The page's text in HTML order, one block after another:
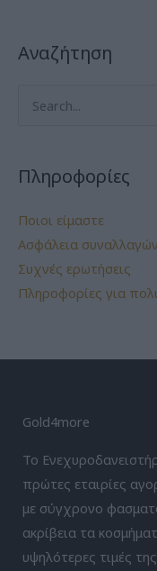
Αναζήτηση
Search
Πληροφορίες
Ποιοι είμαστε
Ασφάλεια συναλλαγών
Συχνές ερωτήσεις
Πληροφορίες για
Gold4more
Το
πρώτες εταιρίες
με σύγχρονο
ακρίβεια τα
υψηλότερες τιμές